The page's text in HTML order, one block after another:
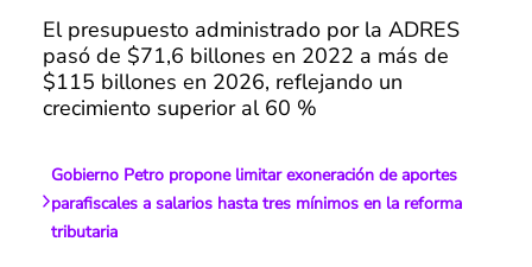
El presupuesto administrado por la ADRES
pasó de $71,6 billones en 2022 a más de
$115 billones en 2026, reflejando un
crecimiento superior al 60 %
Gobierno Petro propone limitar exoneración de aportes
parafiscales a salarios hasta tres mínimos en la reforma
tributaria